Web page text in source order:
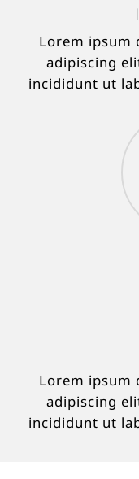
Lorem ipsum
adipiscing
incididunt ut
Lorem ipsum
adipiscing
incididunt ut